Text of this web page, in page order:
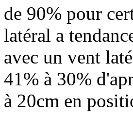
de 90% pour
latéral a
avec un vent
41% à 30%
à 20cm en